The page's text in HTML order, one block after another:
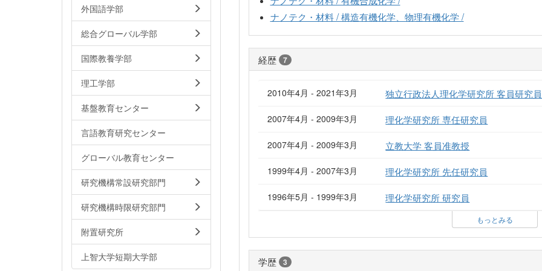
ナノテク・材料 / 構造有機化学、物理有機化学 /
経歴 7
2010年4月 - 2021年3月 独立行政法人理化学研究所 客員研究員
2007年4月 - 2009年3月 理化学研究所 専任研究員
2007年4月 - 2009年3月 立教大学 客員准教授
1999年4月 - 2007年3月 理化学研究所 先任研究員
1996年5月 - 1999年3月 理化学研究所 研究員
もっとみる
学歴 3
外国語学部
総合グローバル学部
国際教養学部
理工学部
基盤教育センター
言語教育研究センター
グローバル教育センター
研究機構常設研究部門
研究機構時限研究部門
附置研究所
上智大学短期大学部